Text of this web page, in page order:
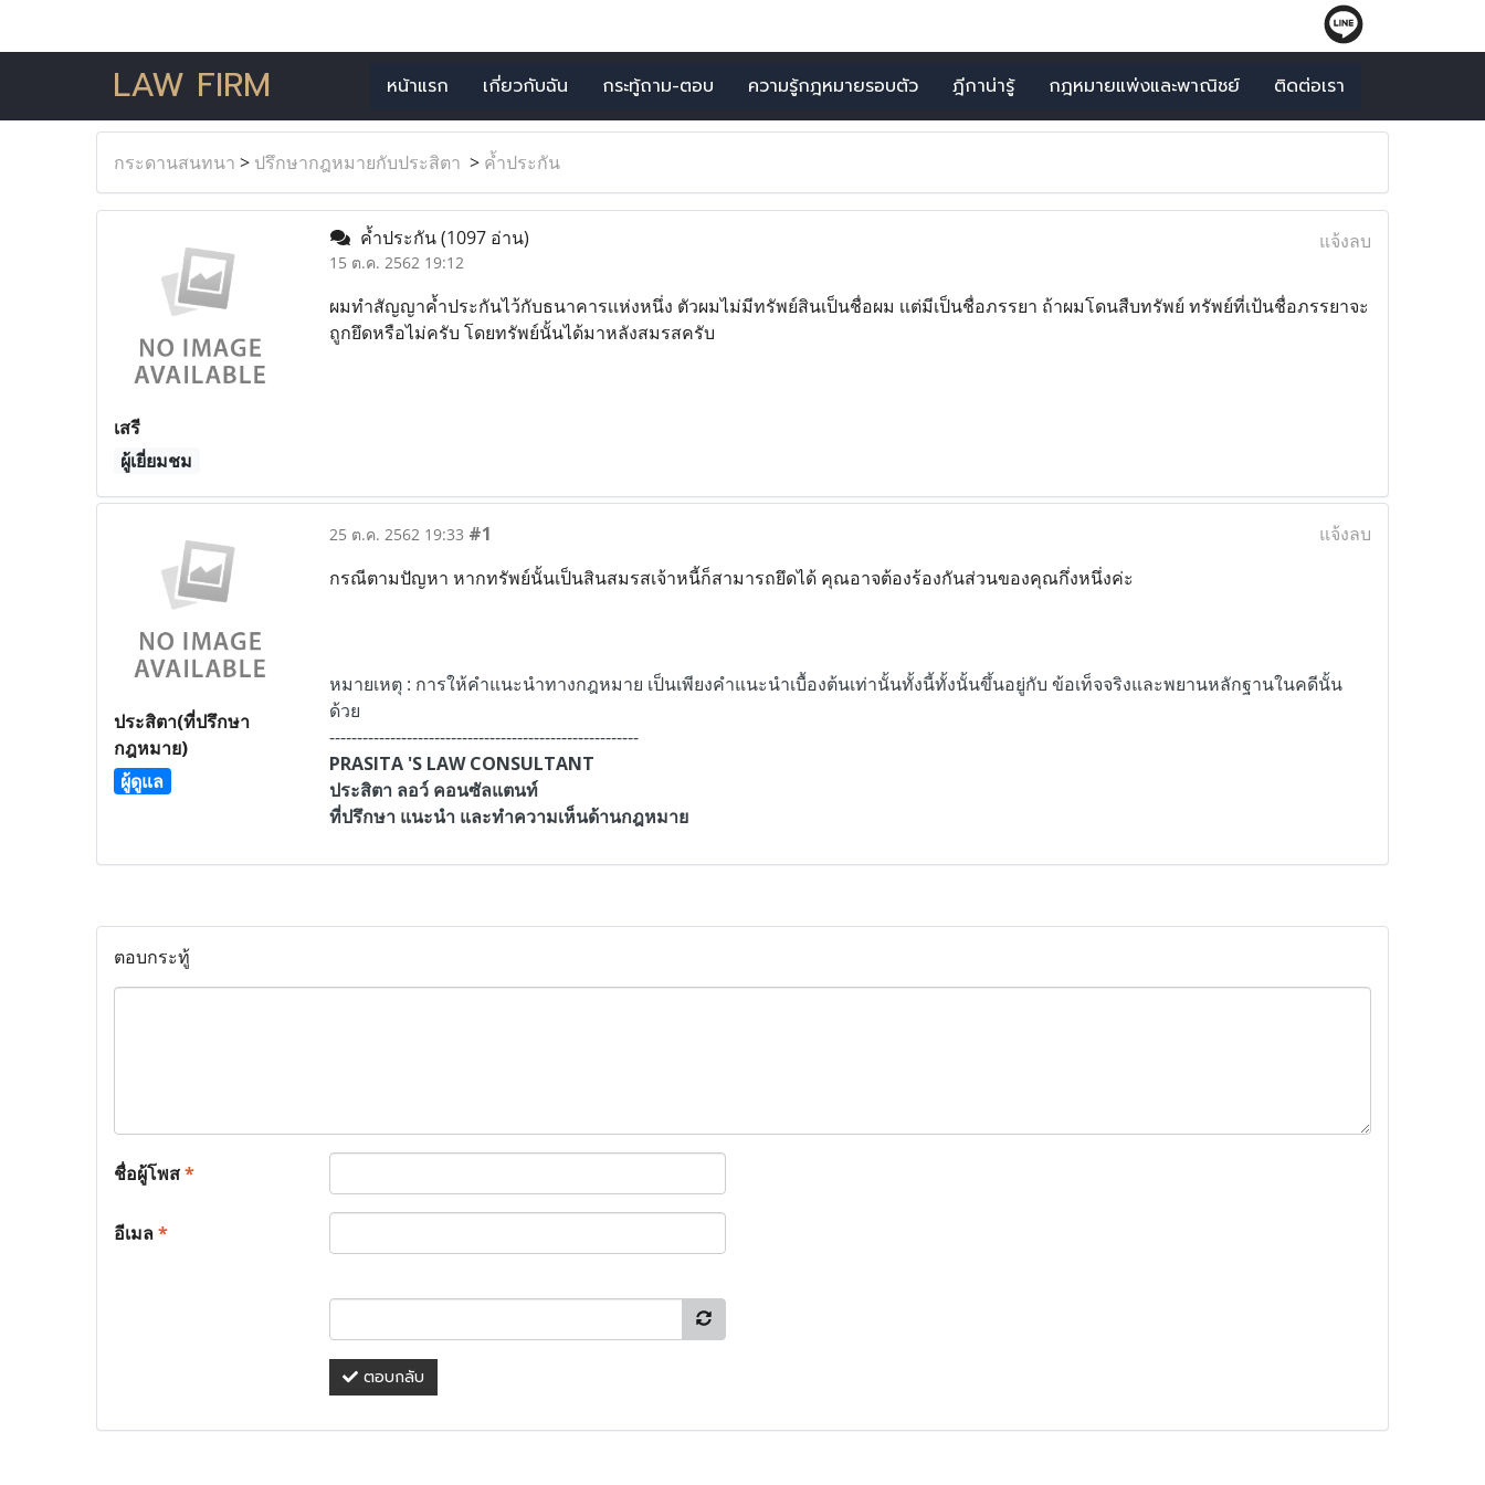
LAW FIRM หน้าแรก เกี่ยวกับฉัน กระทู้ถาม-ตอบ ความรู้กฎหมายรอบตัว ฎีกาน่ารู้ กฎหมายแพ่งและพาณิชย์ ติดต่อเรา
กระดานสนทนา > ปรึกษากฎหมายกับประสิตา > ค้ำประกัน
เสรี
ผู้เยี่ยมชม
ค้ำประกัน(1097 อ่าน)
15 ต.ค. 2562 19:12
แจ้งลบ
ผมทำสัญญาค้ำประกันไว้กับธนาคารเเห่งหนึ่ง ตัวผมไม่มีทรัพย์สินเป็นชื่อผม เเต่มีเป็นชื่อภรรยา ถ้าผมโดนสืบทรัพย์ ทรัพย์ที่เป้นชื่อภรรยาจะ
ถูกยึดหรือไม่ครับ โดยทรัพย์นั้นได้มาหลังสมรสครับ
ประสิตา(ที่ปรึกษา
กฎหมาย)
ผู้ดูแล
25 ต.ค. 2562 19:33 #1
แจ้งลบ
กรณีตามปัญหา หากทรัพย์นั้นเป็นสินสมรสเจ้าหนี้ก็สามารถยึดได้ คุณอาจต้องร้องกันส่วนของคุณกึ่งหนึ่งค่ะ
หมายเหตุ : การให้คำแนะนำทางกฎหมาย เป็นเพียงคำแนะนำเบื้องต้นเท่านั้นทั้งนี้ทั้งนั้นขึ้นอยู่กับ ข้อเท็จจริงและพยานหลักฐานในคดีนั้น
ด้วย
--------------------------------------------------------
PRASITA 'S LAW CONSULTANT
ประสิตา ลอว์ คอนซัลแตนท์
ที่ปรึกษา แนะนำ และทำความเห็นด้านกฎหมาย
ตอบกระทู้
ชื่อผู้โพส*
อีเมล*
ตอบกลับ